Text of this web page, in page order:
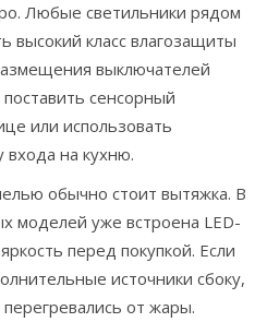
Любые светильники рядом
высокий класс влагозащиты
выключателей
сенсорный
или использовать
на кухню.
обычно стоит вытяжка. В
моделей уже встроена LED-
перед покупкой. Если
источники сбоку,
от жары.